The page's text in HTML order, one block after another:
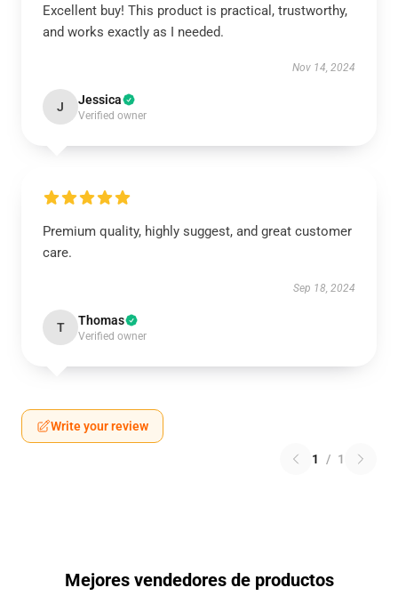
Excellent buy! This product is practical, trustworthy,
and works exactly as I needed.
Nov 14, 2024
J Jessica
Verified owner
Premium quality, highly suggest, and great customer
care.
Sep 18, 2024
T Thomas
Verified owner
Write your review
1 / 1
Mejores vendedores de productos